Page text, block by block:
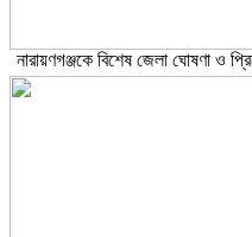
নারায়ণগঞ্জকে বিশেষ জেলা ঘোষণা ও